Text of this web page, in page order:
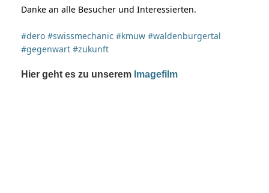
Danke an alle Besucher und Interessierten.
#dero #swissmechanic #kmuw #waldenburgertal
#gegenwart #zukunft
Hier geht es zu unserem Imagefilm